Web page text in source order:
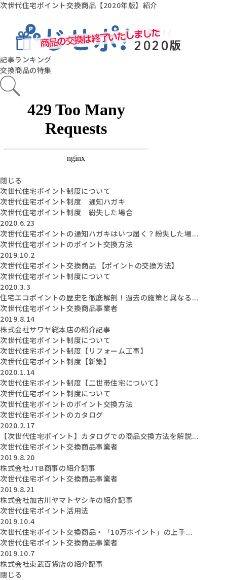
次世代住宅ポイント交換商品【2020年版】紹介
記事ランキング
交換商品の特集
閉じる
次世代住宅ポイント制度について
次世代住宅ポイント制度 通知ハガキ
次世代住宅ポイント制度 紛失した場合
2020.6.23
次世代住宅ポイントの通知ハガキはいつ届く？紛失した場...
次世代住宅ポイントのポイント交換方法
2019.10.2
次世代住宅ポイント交換商品 【ポイントの交換方法】
次世代住宅ポイント制度について
2020.3.3
住宅エコポイントの歴史を徹底解剖！過去の施策と異なる...
次世代住宅ポイント交換商品事業者
2019.8.14
株式会社サワヤ総本店の紹介記事
次世代住宅ポイント制度について
次世代住宅ポイント制度【リフォーム工事】
次世代住宅ポイント制度【新築】
2020.1.14
次世代住宅ポイント制度【二世帯住宅について】
次世代住宅ポイント制度について
次世代住宅ポイントのポイント交換方法
次世代住宅ポイントのカタログ
2020.2.17
【次世代住宅ポイント】カタログでの商品交換方法を解説...
次世代住宅ポイント交換商品事業者
2019.8.20
株式会社JTB商事の紹介記事
次世代住宅ポイント交換商品事業者
2019.8.21
株式会社加古川ヤマトヤシキの紹介記事
次世代住宅ポイント活用法
2019.10.4
次世代住宅ポイント交換商品・「10万ポイント」の上手...
次世代住宅ポイント交換商品事業者
2019.10.7
株式会社東武百貨店の紹介記事
閉じる